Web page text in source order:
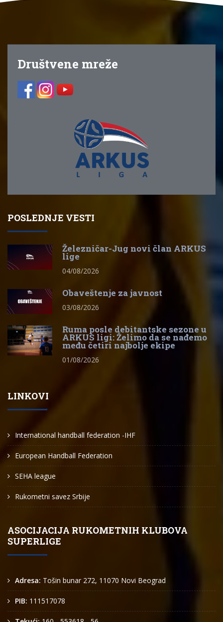
Društvene mreže
POSLEDNJE VESTI
Železničar-Jug novi član ARKUS
lige
04/08/2026
Obaveštenje za javnost
03/08/2026
Ruma posle debitantske sezone u
ARKUS ligi: Želimo da se nađemo
među četiri najbolje ekipe
01/08/2026
LINKOVI
International handball federation -IHF
European Handball Federation
SEHA league
Rukometni savez Srbije
ASOCIJACIJA RUKOMETNIH KLUBOVA
SUPERLIGE
Adresa: Tošin bunar 272, 11070 Novi Beograd
PIB: 111517078